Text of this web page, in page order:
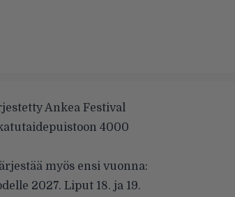
Ankea Festival
4000
myös ensi vuonna:
2027. Liput 18. ja 19.